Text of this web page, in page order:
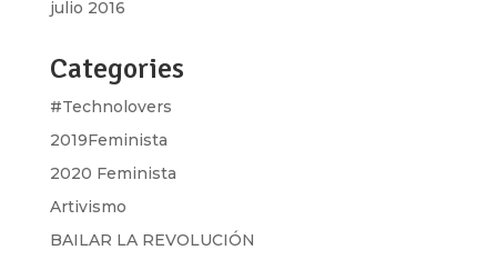
julio 2016
Categories
#Technolovers
2019Feminista
2020 Feminista
Artivismo
BAILAR LA REVOLUCIÓN